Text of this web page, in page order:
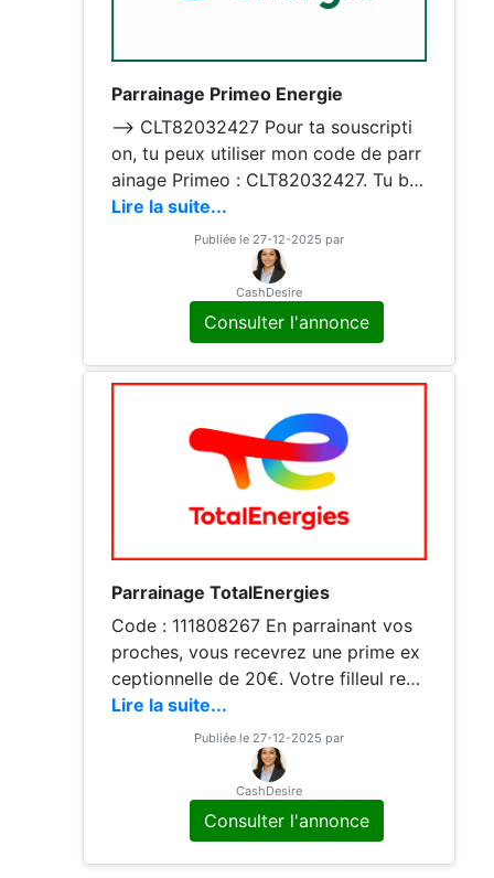
Parrainage Primeo Energie
--> CLT82032427 Pour ta souscripti
on, tu peux utiliser mon code de parr
ainage Primeo : CLT82032427. Tu bé
néficieras de 15€ de réduction, et je
gagnerai aussi 15€ dès que ton contr
Lire la suite...
Publiée le 27-12-2025 par
CashDesire
Consulter l'annonce
Parrainage TotalEnergies
Code : 111808267 En parrainant vos
proches, vous recevrez une prime ex
ceptionnelle de 20€. Votre filleul rece
vra lui aussi, 20€ sur sa première fact
ure. Et si votre filleur est un pro, vous
Lire la suite...
Publiée le 27-12-2025 par
CashDesire
Consulter l'annonce